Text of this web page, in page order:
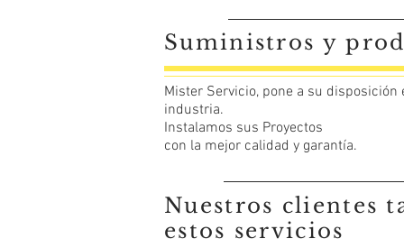
Suministros y
Mister Servicio, pone a su
industria.
Instalamos sus Proyectos
con la mejor calidad y garantía.
Nuestros clientes
estos servicios